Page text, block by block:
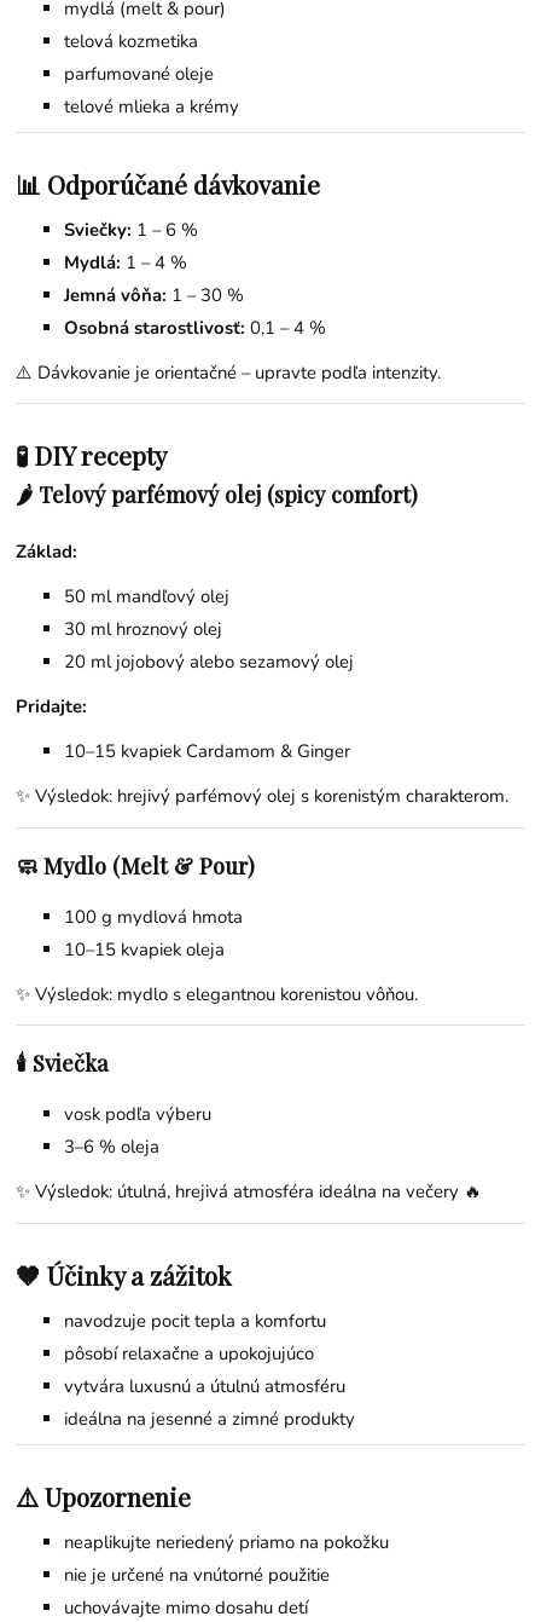
mydlá (melt & pour)
telová kozmetika
parfumované oleje
telové mlieka a krémy
📊 Odporúčané dávkovanie
Sviečky: 1 – 6 %
Mydlá: 1 – 4 %
Jemná vôňa: 1 – 30 %
Osobná starostlivosť: 0,1 – 4 %
⚠️ Dávkovanie je orientačné – upravte podľa intenzity.
🧪 DIY recepty
🌶️ Telový parfémový olej (spicy comfort)
Základ:
50 ml mandľový olej
30 ml hroznový olej
20 ml jojobový alebo sezamový olej
Pridajte:
10–15 kvapiek Cardamom & Ginger
✨ Výsledok: hrejivý parfémový olej s korenistým charakterom.
🧼 Mydlo (Melt & Pour)
100 g mydlová hmota
10–15 kvapiek oleja
✨ Výsledok: mydlo s elegantnou korenistou vôňou.
🕯️ Sviečka
vosk podľa výberu
3–6 % oleja
✨ Výsledok: útulná, hrejivá atmosféra ideálna na večery 🔥
🤎 Účinky a zážitok
navodzuje pocit tepla a komfortu
pôsobí relaxačne a upokojujúco
vytvára luxusnú a útulnú atmosféru
ideálna na jesenné a zimné produkty
⚠️ Upozornenie
neaplikujte neriedený priamo na pokožku
nie je určené na vnútorné použitie
uchovávajte mimo dosahu detí